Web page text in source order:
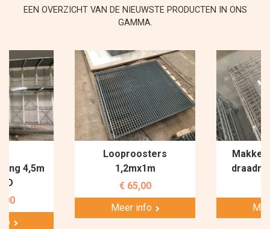
EEN OVERZICHT VAN DE NIEUWSTE PRODUCTEN IN ONS
GAMMA.
4,5m
D
Looproosters
1,2mx1m
€ 65,00
Meer info